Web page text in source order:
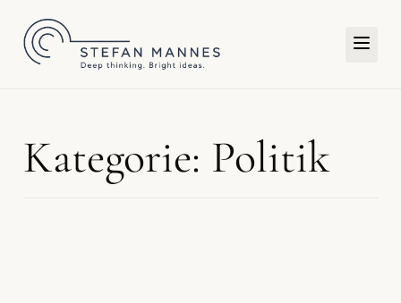
Kategorie: Politik